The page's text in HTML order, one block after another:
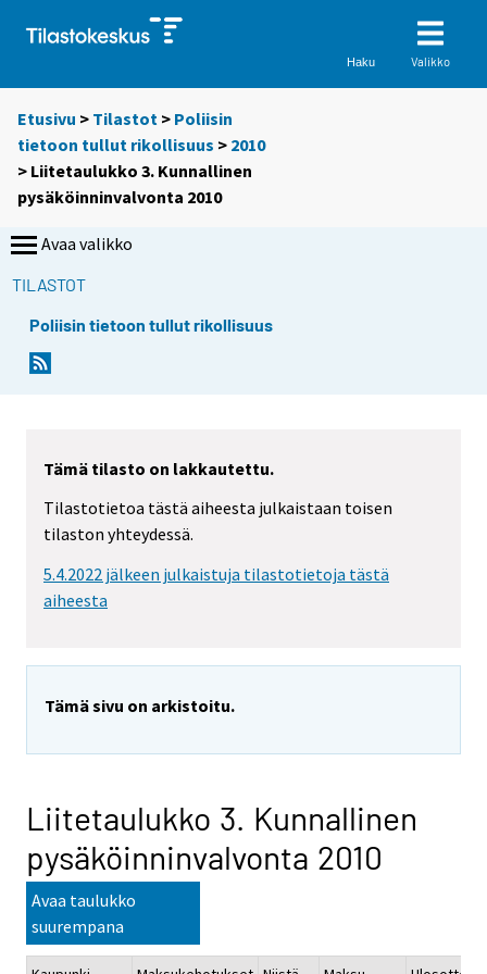
Haku Valikko
Etusivu > Tilastot > Poliisin
tietoon tullut rikollisuus > 2010
> Liitetaulukko 3. Kunnallinen
pysäköinninvalvonta 2010
Avaa valikko
TILASTOT
Poliisin tietoon tullut rikollisuus
Tämä tilasto on lakkautettu.
Tilastotietoa tästä aiheesta julkaistaan toisen
tilaston yhteydessä.
5.4.2022 jälkeen julkaistuja tilastotietoja tästä
aiheesta
Tämä sivu on arkistoitu.
Liitetaulukko 3. Kunnallinen
pysäköinninvalvonta 2010
Avaa taulukko
suurempana